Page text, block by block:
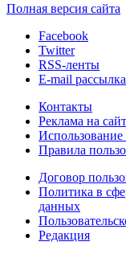
Полная версия сайта
Facebook
Twitter
RSS-ленты
E-mail рассылка
Контакты
Реклама на
Использование
Правила
Договор
Политика в
данных
Редакция